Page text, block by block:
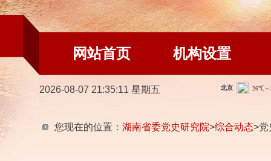
网站首页 机构设置
2026-08-07 21:35:12 星期五
您现在的位置： 湖南省委党史研究院>综合动态>党